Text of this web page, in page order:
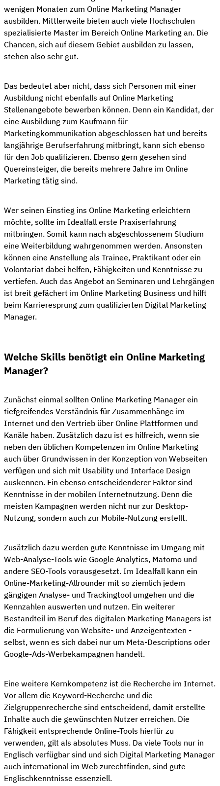
wenigen Monaten zum Online Marketing Manager
ausbilden. Mittlerweile bieten auch viele Hochschulen
spezialisierte Master im Bereich Online Marketing an. Die
Chancen, sich auf diesem Gebiet ausbilden zu lassen,
stehen also sehr gut.
Das bedeutet aber nicht, dass sich Personen mit einer
Ausbildung nicht ebenfalls auf Online Marketing
Stellenangebote bewerben können. Denn ein Kandidat, der
eine Ausbildung zum Kaufmann für
Marketingkommunikation abgeschlossen hat und bereits
langjährige Berufserfahrung mitbringt, kann sich ebenso
für den Job qualifizieren. Ebenso gern gesehen sind
Quereinsteiger, die bereits mehrere Jahre im Online
Marketing tätig sind.
Wer seinen Einstieg ins Online Marketing erleichtern
möchte, sollte im Idealfall erste Praxiserfahrung
mitbringen. Somit kann nach abgeschlossenem Studium
eine Weiterbildung wahrgenommen werden. Ansonsten
können eine Anstellung als Trainee, Praktikant oder ein
Volontariat dabei helfen, Fähigkeiten und Kenntnisse zu
vertiefen. Auch das Angebot an Seminaren und Lehrgängen
ist breit gefächert im Online Marketing Business und hilft
beim Karrieresprung zum qualifizierten Digital Marketing
Manager.
Welche Skills benötigt ein Online Marketing
Manager?
Zunächst einmal sollten Online Marketing Manager ein
tiefgreifendes Verständnis für Zusammenhänge im
Internet und den Vertrieb über Online Plattformen und
Kanäle haben. Zusätzlich dazu ist es hilfreich, wenn sie
neben den üblichen Kompetenzen im Online Marketing
auch über Grundwissen in der Konzeption von Webseiten
verfügen und sich mit Usability und Interface Design
auskennen. Ein ebenso entscheidenderer Faktor sind
Kenntnisse in der mobilen Internetnutzung. Denn die
meisten Kampagnen werden nicht nur zur Desktop-
Nutzung, sondern auch zur Mobile-Nutzung erstellt.
Zusätzlich dazu werden gute Kenntnisse im Umgang mit
Web-Analyse-Tools wie Google Analytics, Matomo und
andere SEO-Tools vorausgesetzt. Im Idealfall kann ein
Online-Marketing-Allrounder mit so ziemlich jedem
gängigen Analyse- und Trackingtool umgehen und die
Kennzahlen auswerten und nutzen. Ein weiterer
Bestandteil im Beruf des digitalen Marketing Managers ist
die Formulierung von Website- und Anzeigentexten -
selbst, wenn es sich dabei nur um Meta-Descriptions oder
Google-Ads-Werbekampagnen handelt.
Eine weitere Kernkompetenz ist die Recherche im Internet.
Vor allem die Keyword-Recherche und die
Zielgruppenrecherche sind entscheidend, damit erstellte
Inhalte auch die gewünschten Nutzer erreichen. Die
Fähigkeit entsprechende Online-Tools hierfür zu
verwenden, gilt als absolutes Muss. Da viele Tools nur in
Englisch verfügbar sind und sich Digital Marketing Manager
auch international im Web zurechtfinden, sind gute
Englischkenntnisse essenziell.